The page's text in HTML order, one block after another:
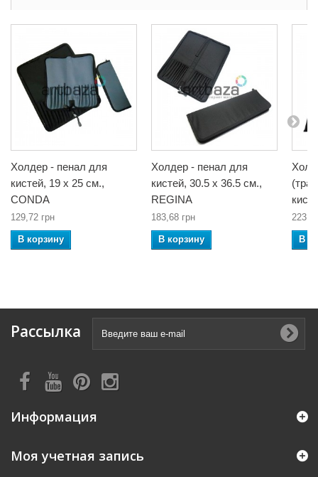
Холдер - пенал для
кистей, 19 x 25 см.,
CONDA
129,72 грн
В корзину
Холдер - пенал для
кистей, 30.5 x 36.5 см.,
REGINA
183,68 грн
В корзину В
Рассылка
Информация
Моя учетная запись